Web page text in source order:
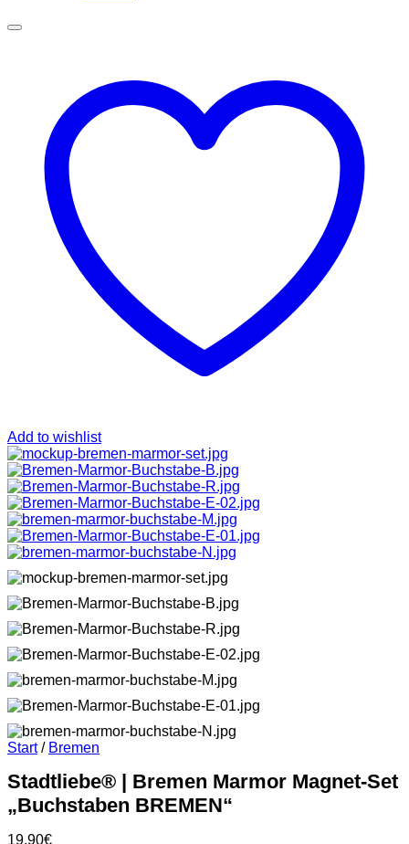
Add to wishlist
Start / Bremen
Stadtliebe® | Bremen Marmor Magnet-Set
„Buchstaben BREMEN“
19,90€